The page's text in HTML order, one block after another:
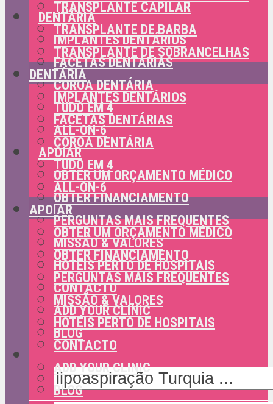
DENTÁRIA
IMPLANTES DENTÁRIOS
FACETAS DENTÁRIAS
COROA DENTÁRIA
TUDO EM 4
ALL-ON-6
APOIAR
OBTER UM ORÇAMENTO MÉDICO
OBTER FINANCIAMENTO
PERGUNTAS MAIS FREQUENTES
MISSÃO & VALORES
HOTÉIS PERTO DE HOSPITAIS
CONTACTO
ADD YOUR CLINIC
BLOG
TRANSPLANTE CAPILAR
TRANSPLANTE DE BARBA
TRANSPLANTE DE SOBRANCELHAS
DENTÁRIA
IMPLANTES DENTÁRIOS
FACETAS DENTÁRIAS
COROA DENTÁRIA
TUDO EM 4
ALL-ON-6
APOIAR
OBTER UM ORÇAMENTO MÉDICO
OBTER FINANCIAMENTO
PERGUNTAS MAIS FREQUENTES
MISSÃO & VALORES
HOTÉIS PERTO DE HOSPITAIS
CONTACTO
ADD YOUR CLINIC
BLOG